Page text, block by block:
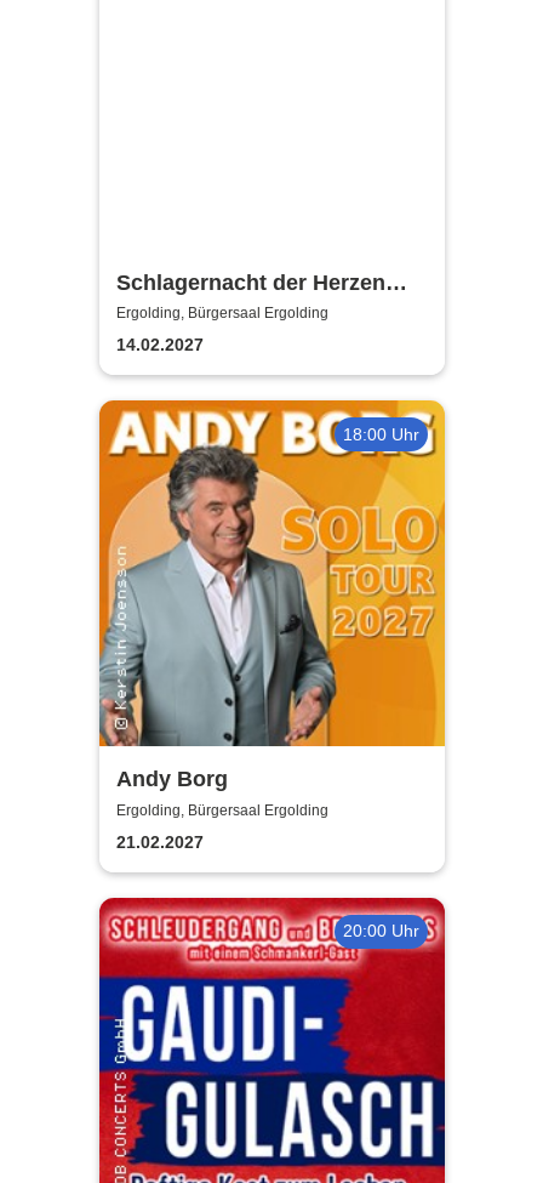
Schlagernacht der Herzen
präsentiert von Anni Perka
Ergolding, Bürgersaal Ergolding
14.02.2027
18:00 Uhr
Andy Borg
Ergolding, Bürgersaal Ergolding
21.02.2027
20:00 Uhr